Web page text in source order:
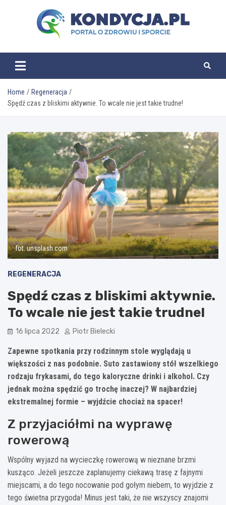
kondycja.pl
Home
Regeneracja
Spędź czas z bliskimi aktywnie. To wcale nie jest takie trudne!
fot. unsplash.com
REGENERACJA
Spędź czas z bliskimi aktywnie.
To wcale nie jest takie trudne!
16 lipca 2022 Piotr Bielecki
Zapewne spotkania przy rodzinnym stole wyglądają u
większości z nas podobnie. Suto zastawiony stół wszelkiego
rodzaju frykasami, do tego kaloryczne drinki i alkohol. Czy
jednak można spędzić go trochę inaczej? W najbardziej
ekstremalnej formie – wyjdźcie chociaż na spacer!
Z przyjaciółmi na wyprawę
rowerową
Wspólny wyjazd na wycieczkę rowerową w nieznane brzmi
kusząco. Jeżeli jeszcze zaplanujemy ciekawą trasę z fajnymi
miejscami, a do tego nocowanie pod gołym niebem, to wyjdzie z
tego świetna przygoda! Minus jest taki, że nie wszyscy znajomi